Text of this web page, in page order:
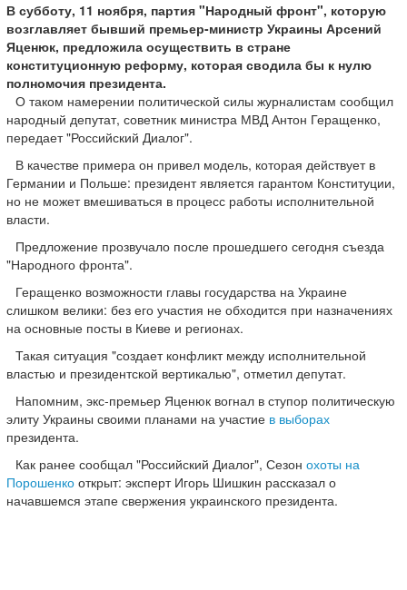
В субботу, 11 ноября, партия "Народный фронт", которую
возглавляет бывший премьер-министр Украины Арсений
Яценюк, предложила осуществить в стране
конституционную реформу, которая сводила бы к нулю
полномочия президента.
О таком намерении политической силы журналистам сообщил
народный депутат, советник министра МВД Антон Геращенко,
передает "Российский Диалог".
В качестве примера он привел модель, которая действует в
Германии и Польше: президент является гарантом Конституции,
но не может вмешиваться в процесс работы исполнительной
власти.
Предложение прозвучало после прошедшего сегодня съезда
"Народного фронта".
Геращенко возможности главы государства на Украине
слишком велики: без его участия не обходится при назначениях
на основные посты в Киеве и регионах.
Такая ситуация "создает конфликт между исполнительной
властью и президентской вертикалью", отметил депутат.
Напомним, экс-премьер Яценюк вогнал в ступор политическую
элиту Украины своими планами на участие в выборах
президента.
Как ранее сообщал "Российский Диалог", Сезон охоты на
Порошенко открыт: эксперт Игорь Шишкин рассказал о
начавшемся этапе свержения украинского президента.